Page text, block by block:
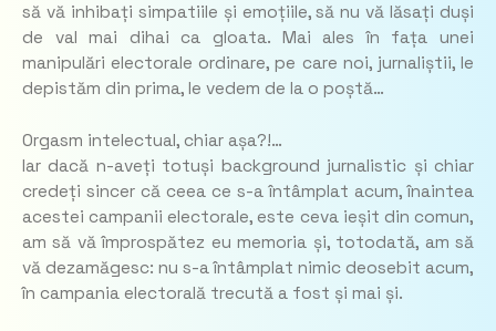
să vă inhibați simpatiile și emoțiile, să nu vă lăsați duși
de val mai dihai ca gloata. Mai ales în fața unei
manipulări electorale ordinare, pe care noi, jurnaliștii, le
depistăm din prima, le vedem de la o poștă…
Orgasm intelectual, chiar așa?!…
Iar dacă n-aveți totuși background jurnalistic și chiar
credeți sincer că ceea ce s-a întâmplat acum, înaintea
acestei campanii electorale, este ceva ieșit din comun,
am să vă împrospătez eu memoria și, totodată, am să
vă dezamăgesc: nu s-a întâmplat nimic deosebit acum,
în campania electorală trecută a fost și mai și.